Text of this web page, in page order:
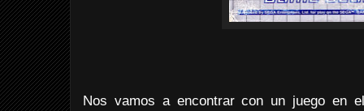
Nos vamos a encontrar con un juego en